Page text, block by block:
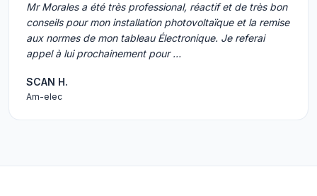
Mr Morales a été très professional, réactif et de très bon
conseils pour mon installation photovoltaïque et la remise
aux normes de mon tableau Électronique. Je referai
appel à lui prochainement pour …
SCAN H.
Am-elec